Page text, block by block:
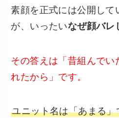
素顔を正式には公開して
が、いったいなぜ顔バレ
その答えは「昔組んでい
れたから」です。
ユニット名は「あまる